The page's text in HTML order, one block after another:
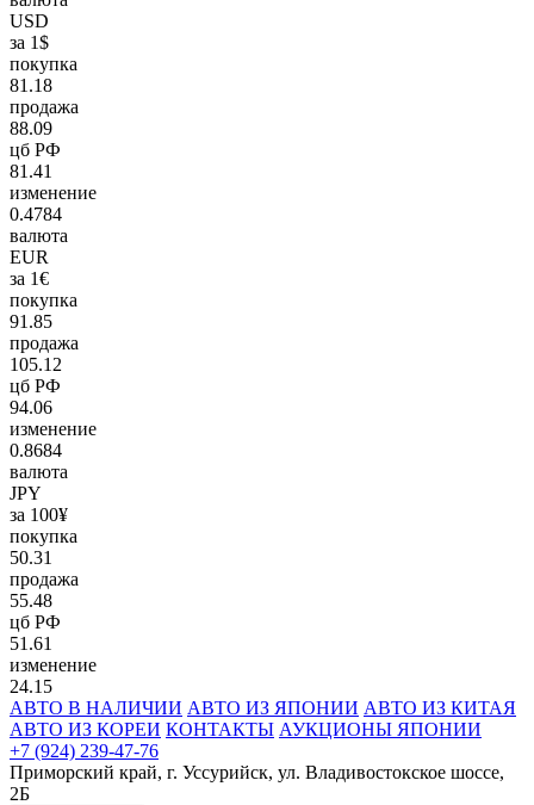
USD
за 1$
покупка
81.18
продажа
88.09
цб РФ
81.41
изменение
0.4784
валюта
EUR
за 1€
покупка
91.85
продажа
105.12
цб РФ
94.06
изменение
0.8684
валюта
JPY
за 100¥
покупка
50.31
продажа
55.48
цб РФ
51.61
изменение
24.15
АВТО В НАЛИЧИИ АВТО ИЗ ЯПОНИИ АВТО ИЗ КИТАЯ
АВТО ИЗ КОРЕИ КОНТАКТЫ АУКЦИОНЫ ЯПОНИИ
+7 (924) 239-47-76
Приморский край, г. Уссурийск, ул. Владивостокское шоссе,
2Б